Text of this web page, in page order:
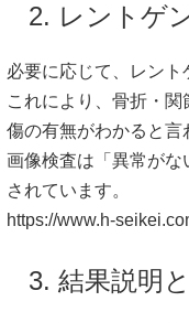
2. レントゲ
必要に応じて、レント
これにより、骨折・
傷の有無がわかると言
画像検査は「異常がな
されています。
https://www.h-
3. 結果説明